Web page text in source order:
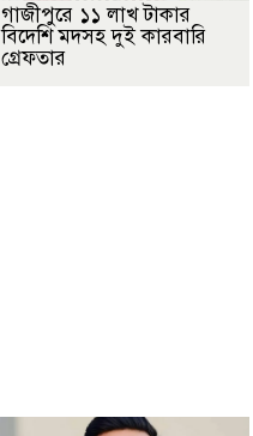
গাজীপুরে ১১ লাখ টাকার
বিদেশি মদসহ দুই কারবারি
গ্রেফতার